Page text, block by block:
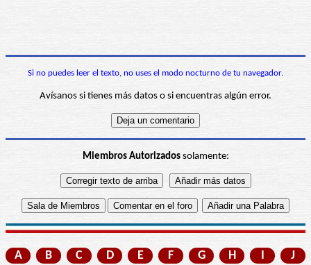
Si no puedes leer el texto, no uses el modo nocturno de tu navegador.
Avísanos si tienes más datos o si encuentras algún error.
Miembros Autorizadossolamente:
A B C D E F G H I
J